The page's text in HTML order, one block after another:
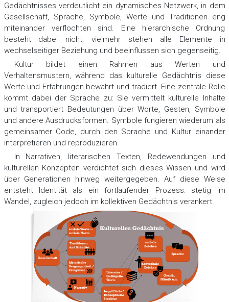
Gedächtnisses verdeutlicht ein dynamisches Netzwerk, in dem
Gesellschaft, Sprache, Symbole, Werte und Traditionen eng
miteinander verflochten sind. Eine hierarchische Ordnung
besteht dabei nicht; vielmehr stehen alle Elemente in
wechselseitiger Beziehung und beeinflussen sich gegenseitig.
Kultur bildet einen Rahmen aus Werten und
Verhaltensmustern, während das kulturelle Gedächtnis diese
Werte und Erfahrungen bewahrt und tradiert. Eine zentrale Rolle
kommt dabei der Sprache zu: Sie vermittelt kulturelle Inhalte
und transportiert Bedeutungen über Worte, Gesten, Symbole
und andere Ausdrucksformen. Symbole fungieren wiederum als
gemeinsamer Code, durch den Sprache und Kultur einander
interpretieren und reproduzieren.
In Narrativen, literarischen Texten, Redewendungen und
kulturellen Konzepten verdichtet sich dieses Wissen und wird
über Generationen hinweg weitergegeben. Auf diese Weise
entsteht Identität als ein fortlaufender Prozess: stetig im
Wandel, zugleich jedoch im kollektiven Gedächtnis verankert.